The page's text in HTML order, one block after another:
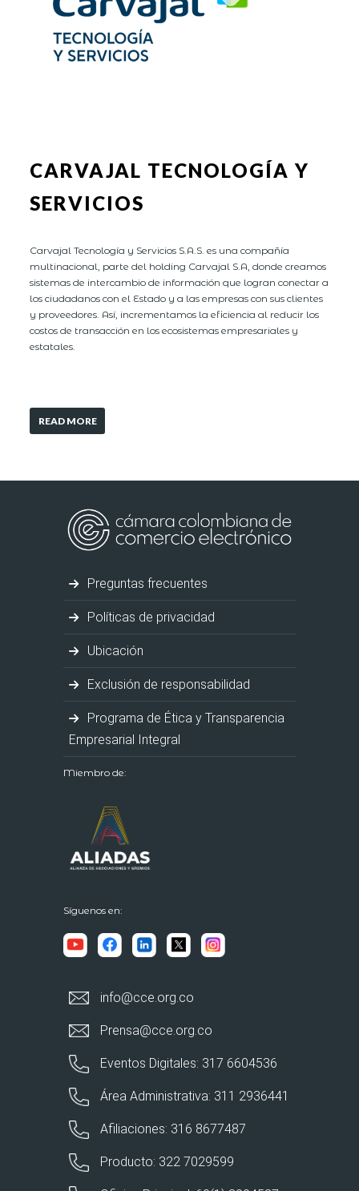
CARVAJAL TECNOLOGÍA Y
SERVICIOS
Carvajal Tecnología y Servicios S.A.S. es una compañía
multinacional, parte del holding Carvajal S.A, donde creamos
sistemas de intercambio de información que logran conectar a
los ciudadanos con el Estado y a las empresas con sus clientes
y proveedores. Así, incrementamos la eficiencia al reducir los
costos de transacción en los ecosistemas empresariales y
estatales.
READ MORE
Preguntas frecuentes
Políticas de privacidad
Ubicación
Exclusión de responsabilidad
Programa de Ética y Transparencia
Empresarial Integral
Miembro de:
Síguenos en:
info@cce.org.co
Prensa@cce.org.co
Eventos Digitales: 317 6604536
Área Administrativa: 311 2936441
Afiliaciones: 316 8677487
Producto: 322 7029599